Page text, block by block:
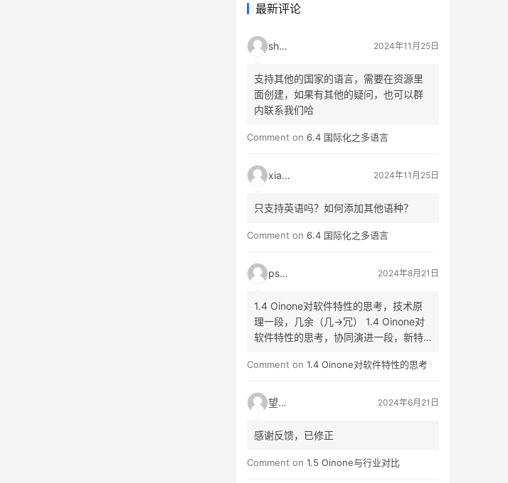
最新评论
shao 2024年11月25日
支持其他的国家的语言，需要在资源里
面创建，如果有其他的疑问，也可以群
内联系我们哈
Comment on 6.4 国际化之多语言
xiao3 2024年11月25日
只支持英语吗？如何添加其他语种？
Comment on 6.4 国际化之多语言
psyy 2024年8月21日
1.4 Oinone对软件特性的思考，技术原
理一段，几余（几->冗） 1.4 Oinone对
软件特性的思考，协同演进一段，新特
Comment on 1.4 Oinone对软件特性的思考
望闲 2024年6月21日
感谢反馈，已修正
Comment on 1.5 Oinone与行业对比